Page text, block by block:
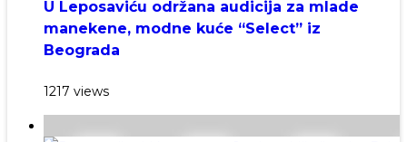
U Leposaviću održana audicija za mlade
manekene, modne kuće “Select” iz
Beograda
1217 views